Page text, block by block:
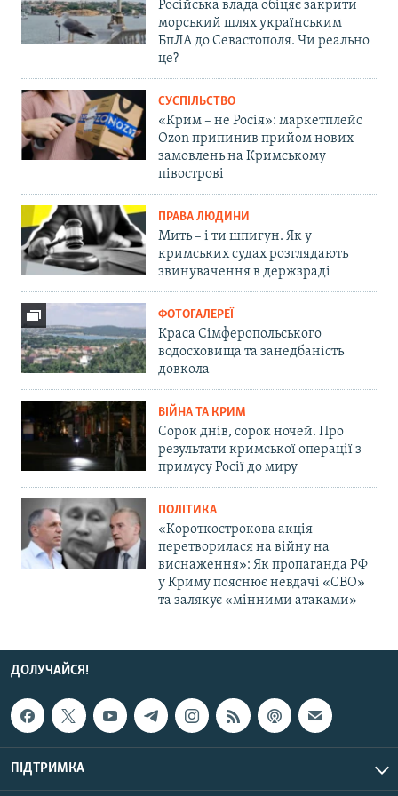
Російська влада обіцяє закрити
морський шлях українським
БпЛА до Севастополя. Чи реально
це?
СУСПІЛЬСТВО
«Крим – не Росія»: маркетплейс
Ozon припинив прийом нових
замовлень на Кримському
півострові
ПРАВА ЛЮДИНИ
Мить – і ти шпигун. Як у
кримських судах розглядають
звинувачення в держзраді
ФОТОГАЛЕРЕЇ
Краса Сімферопольського
водосховища та занедбаність
довкола
ВІЙНА ТА КРИМ
Сорок днів, сорок ночей. Про
результати кримської операції з
примусу Росії до миру
ПОЛІТИКА
«Короткострокова акція
перетворилася на війну на
виснаження»: Як пропаганда РФ
у Криму пояснює невдачі «СВО»
та залякує «мінними атаками»
ДОЛУЧАЙСЯ!
ПІДТРИМКА